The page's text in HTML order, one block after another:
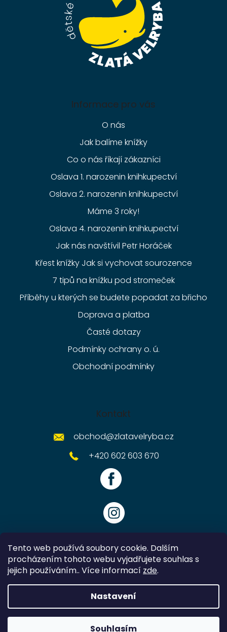
Tento web používá soubory cookie. Dalším
procházením tohoto webu vyjadřujete souhlas s
jejich používáním.. Více informací zde.
Nastavení
Souhlasím
Informace pro vás
O nás
Jak balíme knížky
Co o nás říkají zákazníci
Oslava 1. narozenin knihkupectví
Oslava 2. narozenin knihkupectví
Máme 3 roky!
Oslava 4. narozenin knihkupectví
Jak nás navštívil Petr Horáček
Křest knížky Jak si vychovat sourozence
7 tipů na knížku pod stromeček
Příběhy u kterých se budete popadat za břicho
Doprava a platba
Časté dotazy
Podmínky ochrany o. ú.
Obchodní podmínky
Kontakt
obchod@zlatavelryba.cz
+420 602 603 670
Vytvořil Shoptet
Zlatavelryba.cz. Všechna práva vyhrazena.